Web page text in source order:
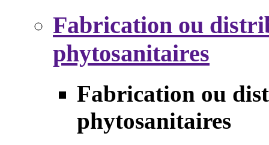
Fabrication ou
phytosanitaires
Fabrication ou
phytosanitaires